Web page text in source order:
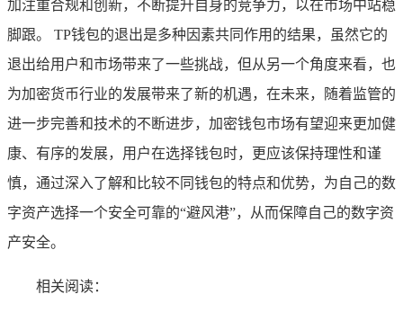
加注重合规和创新，不断提升自身的竞争力，以在市场中站稳
脚跟。 TP钱包的退出是多种因素共同作用的结果，虽然它的
退出给用户和市场带来了一些挑战，但从另一个角度来看，也
为加密货币行业的发展带来了新的机遇，在未来，随着监管的
进一步完善和技术的不断进步，加密钱包市场有望迎来更加健
康、有序的发展，用户在选择钱包时，更应该保持理性和谨
慎，通过深入了解和比较不同钱包的特点和优势，为自己的数
字资产选择一个安全可靠的“避风港”，从而保障自己的数字资
产安全。
相关阅读：